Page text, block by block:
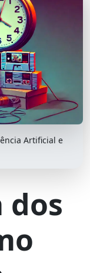
Artificial e
dos